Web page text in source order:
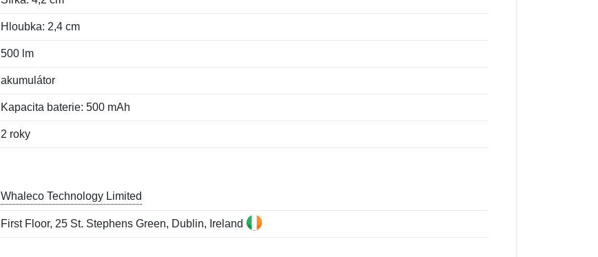
Hloubka: 2,4 cm
500 lm
akumulátor
Kapacita baterie: 500 mAh
2 roky
Whaleco Technology Limited
First Floor, 25 St. Stephens Green, Dublin, Ireland